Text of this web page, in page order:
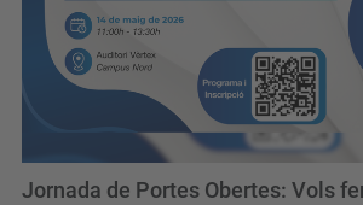
Jornada de Portes Obertes: Vols